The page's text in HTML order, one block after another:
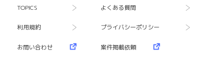
TOPICS よくある質問
利用規約 プライバシーポリシー
お問い合わせ 案件掲載依頼